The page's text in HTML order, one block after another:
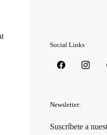
Social Links
Newsletter:
Suscríbete a